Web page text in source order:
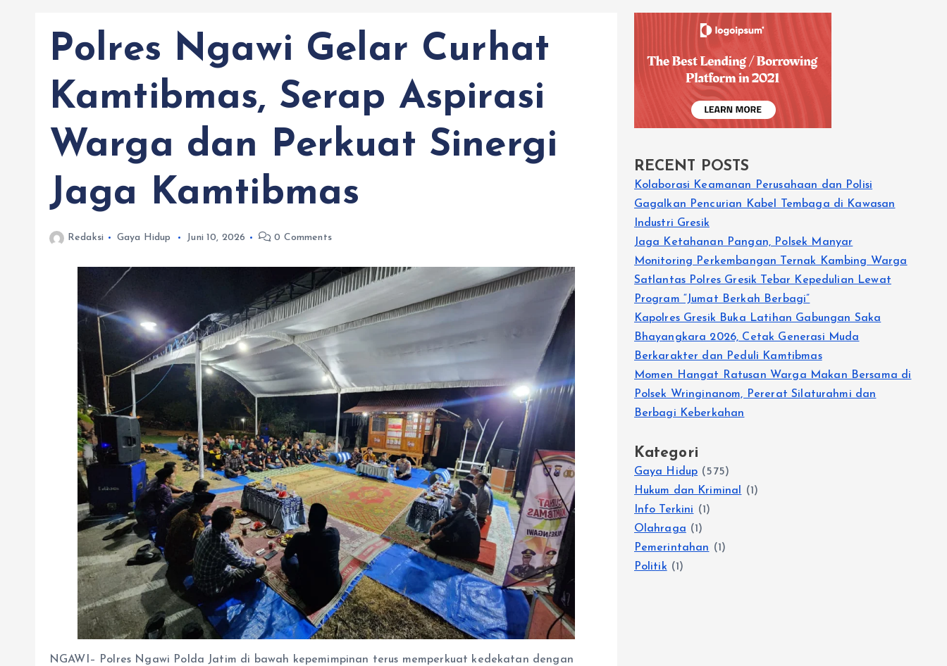
Polres Ngawi Gelar Curhat
Kamtibmas, Serap Aspirasi
Warga dan Perkuat Sinergi
Jaga Kamtibmas
Redaksi Gaya Hidup Juni 10, 2026 0 Comments
NGAWI– Polres Ngawi Polda Jatim di bawah kepemimpinan terus memperkuat kedekatan dengan
RECENT POSTS
Kolaborasi Keamanan Perusahaan dan Polisi
Gagalkan Pencurian Kabel Tembaga di Kawasan
Industri Gresik
Jaga Ketahanan Pangan, Polsek Manyar
Monitoring Perkembangan Ternak Kambing Warga
Satlantas Polres Gresik Tebar Kepedulian Lewat
Program “Jumat Berkah Berbagi”
Kapolres Gresik Buka Latihan Gabungan Saka
Bhayangkara 2026, Cetak Generasi Muda
Berkarakter dan Peduli Kamtibmas
Momen Hangat Ratusan Warga Makan Bersama di
Polsek Wringinanom, Pererat Silaturahmi dan
Berbagi Keberkahan
Kategori
Gaya Hidup (575)
Hukum dan Kriminal
(1)
Info Terkini (1)
Olahraga (1)
Pemerintahan (1)
Politik (1)